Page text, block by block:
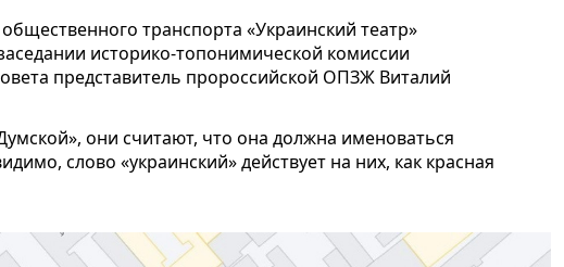
транспорта «Украинский театр»
историко-топонимической комиссии
представитель пророссийской ОПЗЖ Виталий
они считают, что она должна именоваться
слово «украинский» действует на них, как красная